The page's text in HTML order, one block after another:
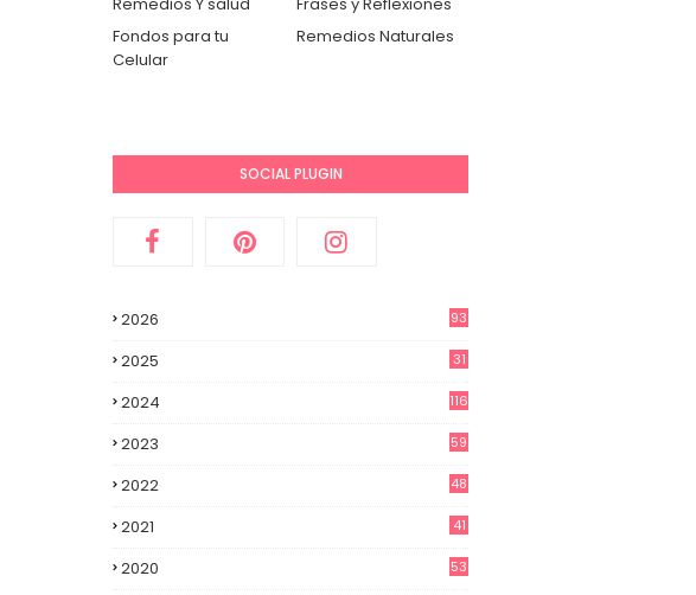
Fondos para tu
Celular
Remedios Naturales
SOCIAL PLUGIN
2026 93
2025
31
2024
116
2023
59
2022
48
2021
41
2020
53